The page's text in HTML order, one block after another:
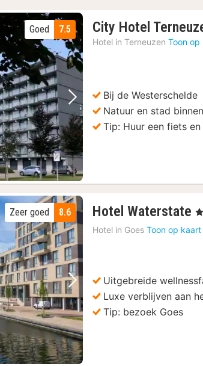
Volgende foto
7.5
Goed City Hotel
Hotel in Terneuzen Toon op
Bij de Westerschelde
Natuur en stad
Tip: Huur een fiets
Volgende foto
8.6
Zeer goed Hotel Waterstate 1
,
Hotel in Goes Toon op kaart
Uitgebreide
Luxe verblijven aan
Tip: bezoek Goes